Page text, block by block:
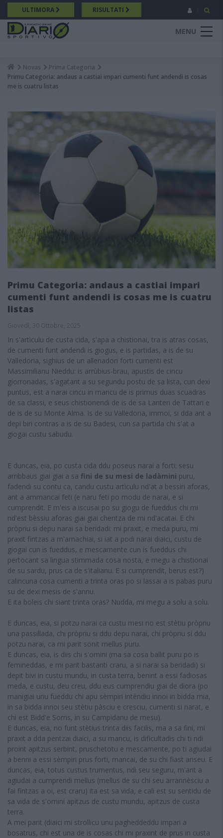
Salta
al
contenuto
principale
ULTIMORA RISULTATI
MENU
Breadcrumb
Novas
Prima Categoria
Primu Categoria: andaus a castiai impari cumenti funt andendi is cosas
me is cuatru listas
Primu Categoria: andaus a castiai impari
cumenti funt andendi is cosas me is cuatru
listas
Giovedì, 30 Ottobre, 2025
In s'artìculu de custa cida, s'apa a chistionai, tra is atras cosas,
de cumenti funt andendi is giogus, e is partidas, a is de su
Valledoria, sighius de un allenadori forti cumenti est
Massimilianu Nieddu: is arrùbius-brau, apustis de cincu
giorronadas, s'agatant a su segundu postu de sa lista, cun dexi
puntus, est a narai cincu in mancu de is primus duas scuadras
de sa classi, e seus chistionendi de is de sa Lanteri de Tattari e
de is de su Monte Alma. Is de su Valledoria, immoi, si dda ant a
depi biri contras a is de su Badesi, cun sa partida chi s'at a
giogai custu sabudu.
E duncas, eia, po custa cida ddu poseus narai a forti: sesu
arribbaus giai giai a sa fini de su mesi de ladàmini puru,
fadendi su contu ca, candu custu artìculu nd'at a bessiri aforas,
ant a ammancai feti (e naru feti po modu de narai, e si
cumprendit. E m'eis a iscusai po su giogu de fueddus chi mi
nd'est bèssiu aforas giai giai chentza de mi nd'acatai. E chi
pròpriu si depu narai sa beridadi: mi praxit, e meda puru, mi
praxit fintzas a m'amachiai, si iat a podi narai diaici, custu de
giogai cun is fueddus, e mescamente cun is fueddus chi
pertocant sa lingua stimmada cosa nosta, e megu a chistionai
de su sardu, prus ca de s'italianu. E si cumprendit, berus est?)
calincuna cosa cumenti a trinta oras po si lassai a is pabas puru
su de dexi mesis de s'annu.
E ita boleis chi siant trinta oras? Nudda, mi megu a solu a solu.
E duncas, eia, si potzu narai ca custu mesi no est stètiu pròpriu
una passillada, chi pròpriu si ddu depu narai, chi pròpriu si ddu
potzu narai, ca mi parit sonit mellus puru.
E duncas, eia, is diis chi s'omini (ma sa cosa ballit puru po is
femineddas, e mi parit bastanti craru, a si narai sa beridadi) si
depit bivi in custu mundu, in custa terra, benint a essi fadiosas
meda, e custu, deu creu, ddu eus cumprendiu giai de diora (po
manigiai unu fueddu chi apu sèmpiri intèndiu innoi in bidda mia,
in sa bidda innoi seu stètiu pàsciu e cresciu, cumenti si narat, e
chi est Bidd'e Sorris, in su Campidanu de mesu).
E duncas, eia, no funt stètius trinta diis facilis, ma a sa fini, mi
praxit a dda pentzai diaici, a su mancu, is dificultadis chi ti ndi
proint apitzus serbint, pruschetotu e mescamente, po ti agiudai
a benni a essi sèmpiri prus forti, mancai, de su chi fiast ariseu. E
duncas, eia, totus custus trumentus, ndi seu seguru, m'ant a
agiudai a cumprendi mellus (mellus de su chi seu arrannèsciu a
fai fintzas a oi, est craru) ita est sa vida, e cali est su sentidu de
sa vida de s'omini apitzus de custu mundu, apitzus de custa
terra.
A mei parit (diaici mi strollicu unu pagheddeddu impari a
bosatrus, chi est una de is cosas chi mi praxint de prus in custa